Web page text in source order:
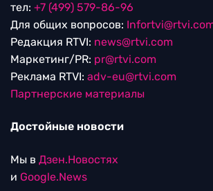
тел: +7 (499) 579-86-96
Для общих вопросов:
Редакция RTVI: news@rtvi.com
Маркетинг/PR: pr@rtvi.com
Реклама RTVI: adv-eu@rtvi.com
Партнерские материалы
Достойные новости
Мы в Дзен.Новостях
и Google.News